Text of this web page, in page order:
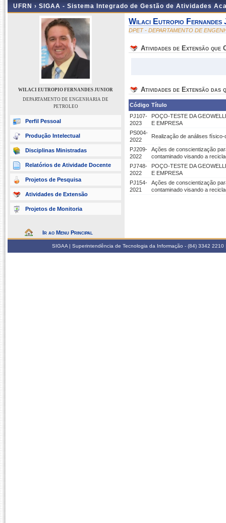
UFRN › SIGAA - Sistema Integrado de Gestão de Atividades
WILACI EUTROPIO FERNANDES JUNIOR
DEPARTAMENTO DE ENGENHARIA DE
PETROLEO
Perfil Pessoal
Produção Intelectual
Disciplinas Ministradas
Relatórios de Atividade Docente
Projetos de Pesquisa
Atividades de Extensão
Projetos de Monitoria
Ir ao Menu Principal
Wilaci Eutropio Fernandes
DPET - DEPARTAMENTO DE
Atividades de Extensão que
Atividades de Extensão das
Código Título
PJ107-
2023
POÇO-TESTE DA
E EMPRESA
PS004-
2022
Realização de análises
PJ209-
2022
Ações de conscientização
contaminado visando a
PJ748-
2022
POÇO-TESTE DA
E EMPRESA
PJ154-
2021
Ações de conscientização
contaminado visando a
SIGAA | Superintendência de Tecnologia da Informação - (84) 3342